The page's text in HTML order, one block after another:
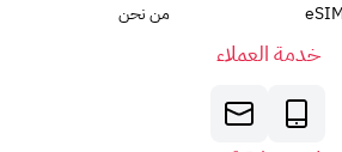
من نحن
خدمة العملاء